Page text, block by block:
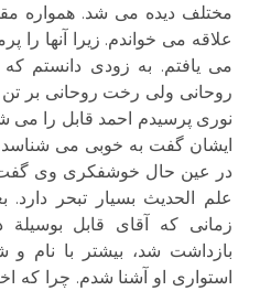
مختلف دیده می شد. همواره
علاقه می خواندم. زیرا آنها را
می یافتم. به زودی دانستم
روحانی ولی رخت روحانی بر تن
نوری پرسیدم احمد قابل را می
ایشان گفت به خوبی می
در عین حال خوشفکری وی گفت و
زمانی که آقای قابل بوسیلة
بازداشت شد، بیشتر با نام
استواری او آشنا شدم. چرا که